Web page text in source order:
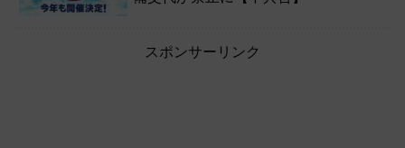
スポンサーリンク